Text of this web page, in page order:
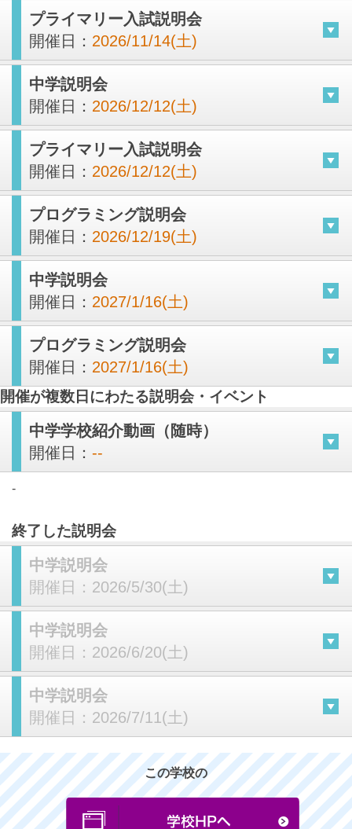
プライマリー入試説明会
開催日： 2026/11/14(土)
中学説明会
開催日： 2026/12/12(土)
プライマリー入試説明会
開催日： 2026/12/12(土)
プログラミング説明会
開催日： 2026/12/19(土)
中学説明会
開催日： 2027/1/16(土)
プログラミング説明会
開催日： 2027/1/16(土)
開催が複数日にわたる説明会・イベント
中学学校紹介動画（随時）
開催日： --
-
終了した説明会
中学説明会
開催日： 2026/5/30(土)
中学説明会
開催日： 2026/6/20(土)
中学説明会
開催日： 2026/7/11(土)
この学校の